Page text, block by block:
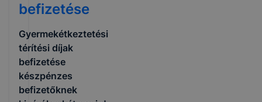
befizetése
Gyermekétkeztetési
térítési díjak
befizetése
készpénzes
befizetőknek